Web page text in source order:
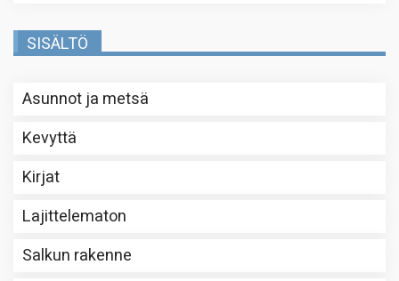
SISÄLTÖ
Asunnot ja metsä
Kevyttä
Kirjat
Lajittelematon
Salkun rakenne